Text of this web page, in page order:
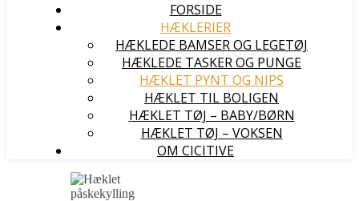
FORSIDE
HÆKLERIER
HÆKLEDE BAMSER OG LEGETØJ
HÆKLEDE TASKER OG PUNGE
HÆKLET PYNT OG NIPS
HÆKLET TIL BOLIGEN
HÆKLET TØJ – BABY/BØRN
HÆKLET TØJ – VOKSEN
OM CICITIVE